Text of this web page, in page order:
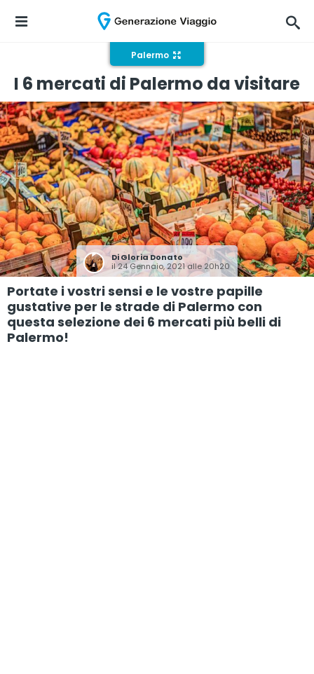
Palermo
I 6 mercati di Palermo da visitare
DiGloria Donato
il 24 Gennaio, 2021 alle 20h20
Portate i vostri sensi e le vostre papille
gustative per le strade di Palermo con
questa selezione dei 6 mercati più belli di
Palermo!